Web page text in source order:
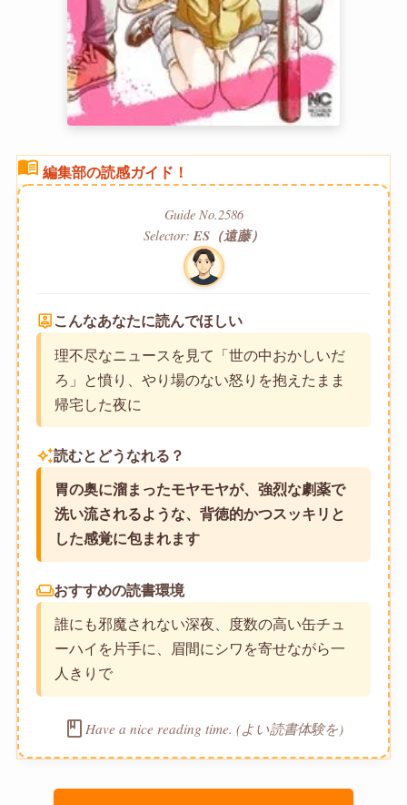
menu_book 編集部の読感ガイド！
Guide No.2586
Selector: ES（遠藤）
person_pin こんなあなたに読んでほしい
理不尽なニュースを見て「世の中おかしいだ
ろ」と憤り、やり場のない怒りを抱えたまま
帰宅した夜に
auto_awesome読むとどうなれる？
胃の奥に溜まったモヤモヤが、強烈な劇薬で
洗い流されるような、背徳的かつスッキリと
した感覚に包まれます
weekendおすすめの読書環境
誰にも邪魔されない深夜、度数の高い缶チュ
ーハイを片手に、眉間にシワを寄せながら一
人きりで
book Have a nice reading time. (よい読書体験を)